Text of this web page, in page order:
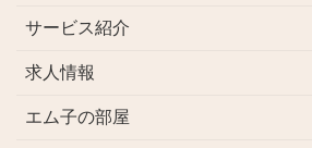
サービス紹介
求人情報
エム子の部屋